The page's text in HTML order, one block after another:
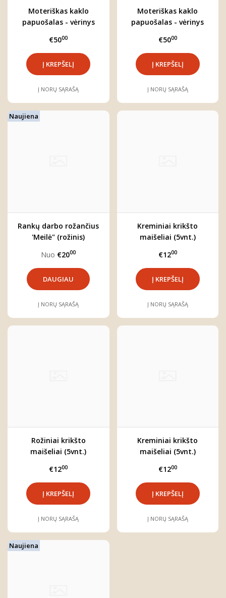
Moteriškas kaklo
papuošalas - vėrinys
€5000
Į NORŲ SĄRAŠĄ
Moteriškas kaklo
papuošalas - vėrinys
€5000
Į NORŲ SĄRAŠĄ
Naujiena
Rankų darbo rožančius
'Meilė" (rožinis)
Nuo €2000
DAUGIAU
Į NORŲ SĄRAŠĄ
Kreminiai krikšto
maišeliai (5vnt.)
€1200
Į NORŲ SĄRAŠĄ
Rožiniai krikšto
maišeliai (5vnt.)
€1200
Į NORŲ SĄRAŠĄ
Kreminiai krikšto
maišeliai (5vnt.)
€1200
Į NORŲ SĄRAŠĄ
Naujiena